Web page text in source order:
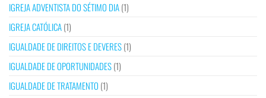
IGREJA ADVENTISTA DO SÉTIMO DIA(1)
IGREJA CATÓLICA(1)
IGUALDADE DE DIREITOS E DEVERES(1)
IGUALDADE DE OPORTUNIDADES(1)
IGUALDADE DE TRATAMENTO (1)